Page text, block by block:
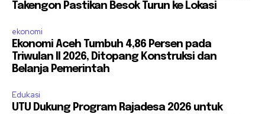
Takengon Pastikan Besok Turun ke Lokasi
ekonomi
Ekonomi Aceh Tumbuh 4,86 Persen pada
Triwulan II 2026, Ditopang Konstruksi dan
Belanja Pemerintah
Edukasi
UTU Dukung Program Rajadesa 2026 untuk